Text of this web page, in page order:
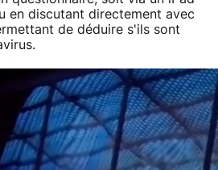
en discutant directement avec
de déduire s'ils sont